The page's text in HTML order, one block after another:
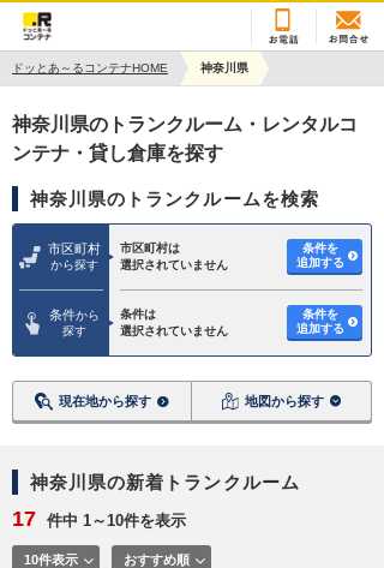
ドッとあ～るコンテナHOME 神奈川県
神奈川県のトランクルーム・レンタルコ
ンテナ・貸し倉庫を探す
神奈川県のトランクルームを検索
市区町村
から探す
市区町村は
選択されていません
条件を
追加する
条件から
探す
条件は
選択されていません
条件を
追加する
現在地から探す 地図から探す
神奈川県の新着トランクルーム
17 件中 1～10件を表示
10件表示 おすすめ順